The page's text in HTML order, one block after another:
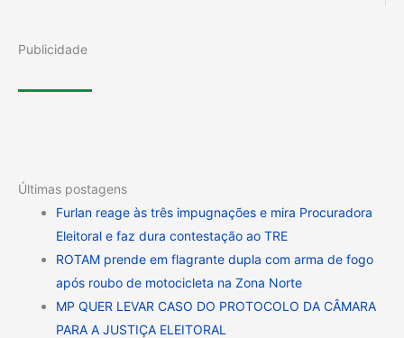
Publicidade
Últimas postagens
Furlan reage às três impugnações e mira Procuradora
Eleitoral e faz dura contestação ao TRE
ROTAM prende em flagrante dupla com arma de fogo
após roubo de motocicleta na Zona Norte
MP QUER LEVAR CASO DO PROTOCOLO DA CÂMARA
PARA A JUSTIÇA ELEITORAL